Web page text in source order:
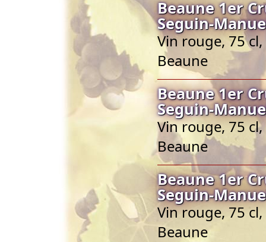
Beaune 1er
Seguin-
Vin rouge, 75
Beaune
Beaune 1er
Seguin-
Vin rouge, 75
Beaune
Beaune 1er
Seguin-
Vin rouge, 75
Beaune